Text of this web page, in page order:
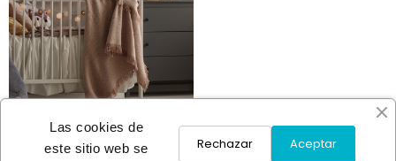
Las cookies de
este sitio web se
Aceptar
Rechazar